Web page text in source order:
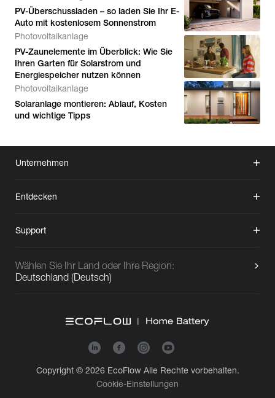
PV-Überschussladen – so laden Sie Ihr E-
Auto mit kostenlosem Sonnenstrom
Photovoltaikanlage
PV-Zaunelemente im Überblick: Wie Sie
Ihren Garten für Solarstrom und
Energiespeicher nutzen können
Photovoltaikanlage
Solaranlage montieren: Ablauf, Kosten
und wichtige Tipps
Unternehmen
Entdecken
Support
Wählen Sie Ihr Land oder Ihre Region:
Deutschland (Deutsch)
Copyright © 2026 EcoFlowAlle Rechte vorbehalten.
Cookie-Einstellungen